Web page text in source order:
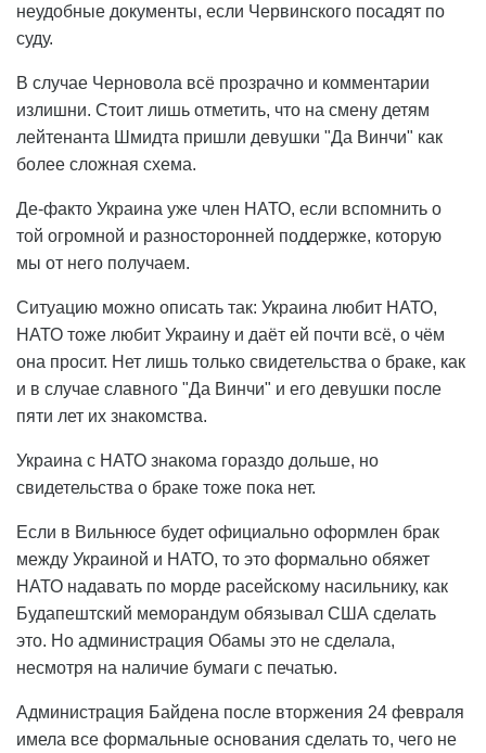
неудобные документы, если Червинского посадят по
суду.
В случае Черновола всё прозрачно и комментарии
излишни. Стоит лишь отметить, что на смену детям
лейтенанта Шмидта пришли девушки "Да Винчи" как
более сложная схема.
Де-факто Украина уже член НАТО, если вспомнить о
той огромной и разносторонней поддержке, которую
мы от него получаем.
Ситуацию можно описать так: Украина любит НАТО,
НАТО тоже любит Украину и даёт ей почти всё, о чём
она просит. Нет лишь только свидетельства о браке, как
и в случае славного "Да Винчи" и его девушки после
пяти лет их знакомства.
Украина с НАТО знакома гораздо дольше, но
свидетельства о браке тоже пока нет.
Если в Вильнюсе будет официально оформлен брак
между Украиной и НАТО, то это формально обяжет
НАТО надавать по морде расейскому насильнику, как
Будапештский меморандум обязывал США сделать
это. Но администрация Обамы это не сделала,
несмотря на наличие бумаги с печатью.
Администрация Байдена после вторжения 24 февраля
имела все формальные основания сделать то, чего не